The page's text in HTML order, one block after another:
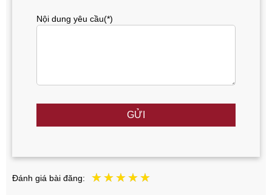
Nội dung yêu cầu(*)
GỬI
Đánh giá bài đăng: